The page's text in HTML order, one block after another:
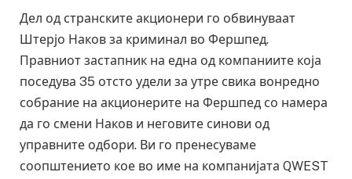
Дел од странските акционери го обвинуваат
Штерјо Наков за криминал во Фершпед.
Правниот застапник на една од компаниите која
поседува 35 отсто удели за утре свика вонредно
собрание на акционерите на Фершпед со намера
да го смени Наков и неговите синови од
управните одбори. Ви го пренесуваме
соопштението кое во име на компанијата QWEST